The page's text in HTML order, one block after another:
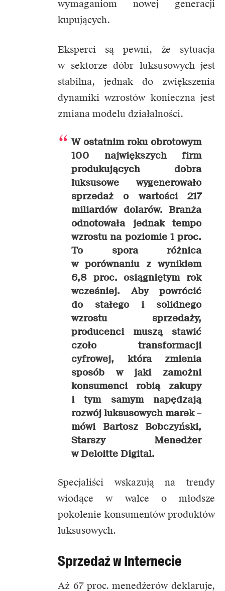
wymaganiom nowej generacji
kupujących.
Eksperci są pewni, że sytuacja
w sektorze dóbr luksusowych jest
stabilna, jednak do zwiększenia
dynamiki wzrostów konieczna jest
zmiana modelu działalności.
W ostatnim roku obrotowym
100 największych firm
produkujących dobra
luksusowe wygenerowało
sprzedaż o wartości 217
miliardów dolarów. Branża
odnotowała jednak tempo
wzrostu na poziomie 1 proc.
To spora różnica
w porównaniu z wynikiem
6,8 proc. osiągniętym rok
wcześniej. Aby powrócić
do stałego i solidnego
wzrostu sprzedaży,
producenci muszą stawić
czoło transformacji
cyfrowej, która zmienia
sposób w jaki zamożni
konsumenci robią zakupy
i tym samym napędzają
rozwój luksusowych marek –
mówi Bartosz Bobczyński,
Starszy Menedżer
w Deloitte Digital.
Specjaliści wskazują na trendy
wiodące w walce o młodsze
pokolenie konsumentów produktów
luksusowych.
Sprzedaż w Internecie
Aż 67 proc. menedżerów deklaruje,